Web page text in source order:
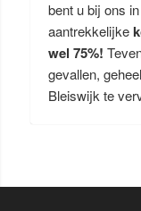
bent u bij ons
aantrekkelijke
wel 75%!
gevallen,
Bleiswijk te